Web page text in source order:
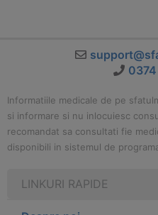
Informatiile medicale de pe
si informare si nu inlocuiesc
recomandat sa consultati fie
disponibili in sistemul de
LINKURI RAPIDE